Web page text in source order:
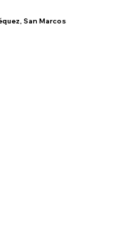
San Marcos